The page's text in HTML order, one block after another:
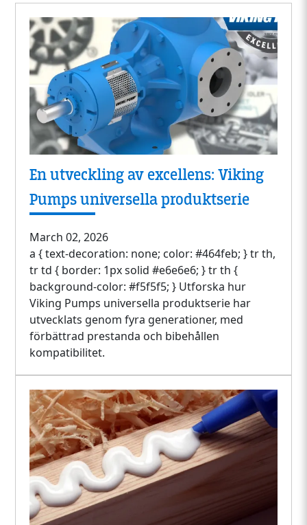
En utveckling av excellens: Viking
Pumps universella produktserie
March 02, 2026
a { text-decoration: none; color: #464feb; } tr th,
tr td { border: 1px solid #e6e6e6; } tr th {
background-color: #f5f5f5; } Utforska hur
Viking Pumps universella produktserie har
utvecklats genom fyra generationer, med
förbättrad prestanda och bibehållen
kompatibilitet.